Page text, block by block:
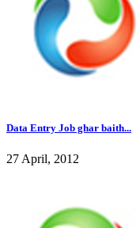
Data Entry Job ghar baith...
27 April, 2012